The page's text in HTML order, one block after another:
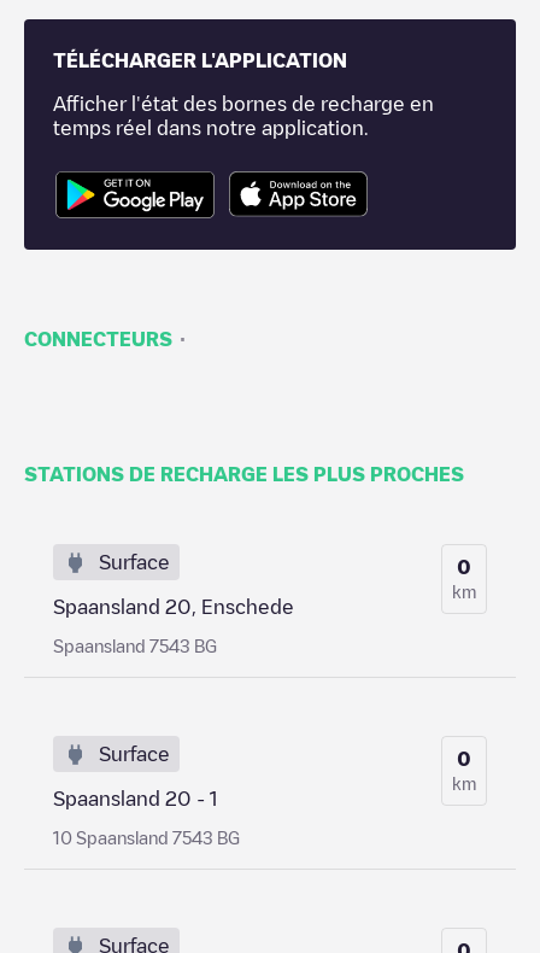
TÉLÉCHARGER L'APPLICATION
Afficher l'état des bornes de recharge en
temps réel dans notre application.
CONNECTEURS ·
STATIONS DE RECHARGE LES PLUS PROCHES
Surface
Spaansland 20, Enschede
Spaansland 7543 BG
0
km
Surface
Spaansland 20 - 1
10 Spaansland 7543 BG
0
km
Surface